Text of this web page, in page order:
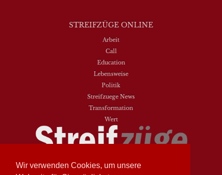
Wir verwenden Cookies, um unsere
STREIFZÜGE ONLINE
Arbeit
Call
Education
Lebensweise
Politik
Streifzuege News
Transformation
Wert
StreifzügeNr. 93 - Frühling 2026